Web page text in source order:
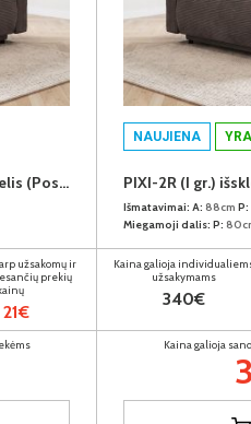
PIXI-2R (I gr.) išskleidžiamas fotelis (Poso-120) K
užsakomų ir
prekių
NAUJIENA
Išmatavimai: A: 88cm P:
Miegamoji dalis: P:
Kaina galioja
užsakymams
340€
Kaina galioja